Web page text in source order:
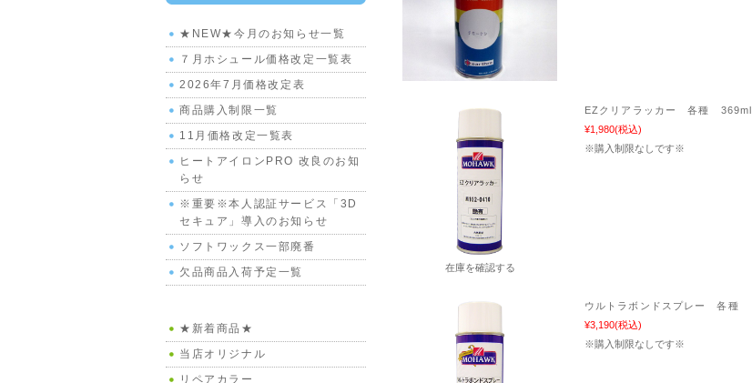
在庫を確認する
EZクリアラッカー 各種 369ml
¥1,980(税込)
※購入制限なしです※
ウルトラボンドスプレー 各種
¥3,190(税込)
※購入制限なしです※
★NEW★今月のお知らせ一覧
７月ホシュール価格改定一覧表
2026年7月価格改定表
商品購入制限一覧
11月価格改定一覧表
ヒートアイロンPRO 改良のお知
らせ
※重要※本人認証サービス「3D
セキュア」導入のお知らせ
ソフトワックス一部廃番
欠品商品入荷予定一覧
★新着商品★
当店オリジナル
リペアカラー